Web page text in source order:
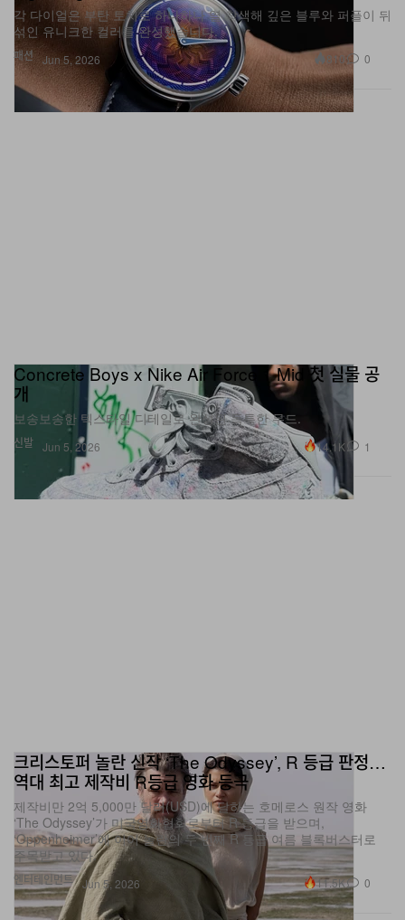
패션
각 다이얼은 부탄 토치로 하나하나 열 착색해 깊은 블루와 퍼플이 뒤
섞인 유니크한 컬러를 완성했습니다.
Jun 5, 2026 810 0
신발
Concrete Boys x Nike Air Force 1 Mid 첫 실물 공
개
보송보송한 텍스타일 디테일로 완성된 독특한 무드.
Jun 5, 2026 14.1K 1
엔터테인먼트
크리스토퍼 놀란 신작 ‘The Odyssey’, R 등급 판정…
역대 최고 제작비 R등급 영화 등극
제작비만 2억 5,000만 달러(USD)에 달하는 호메로스 원작 영화
‘The Odyssey’가 미국영화협회로부터 R 등급을 받으며,
‘Oppenheimer’에 이어 놀란의 두 번째 R 등급 여름 블록버스터로
주목받고 있다.
Jun 5, 2026 11.5K 0